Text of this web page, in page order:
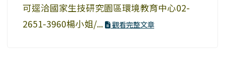
可逕洽國家生技研究園區環境教育中心02-
2651-3960楊小姐/...
觀看完整文章